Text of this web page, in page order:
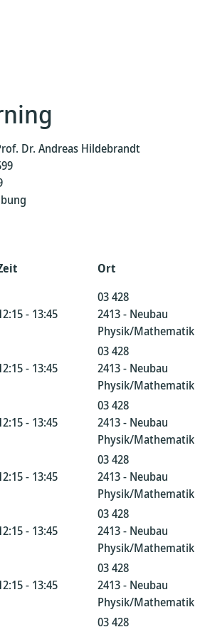
Dr. Andreas Hildebrandt
Ort
- 13:45
03 428
2413 - Neubau
Physik/Mathematik
- 13:45
03 428
2413 - Neubau
Physik/Mathematik
- 13:45
03 428
2413 - Neubau
Physik/Mathematik
- 13:45
03 428
2413 - Neubau
Physik/Mathematik
- 13:45
03 428
2413 - Neubau
Physik/Mathematik
- 13:45
03 428
2413 - Neubau
Physik/Mathematik
03 428